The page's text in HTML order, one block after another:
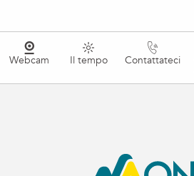
Webcam Il tempo Contattateci